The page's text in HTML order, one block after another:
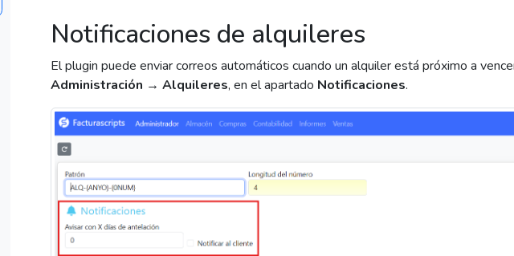
Notificaciones de alquileres
El plugin puede enviar correos automáticos cuando un alquiler está próximo a
Administración → Alquileres, en el apartado Notificaciones.